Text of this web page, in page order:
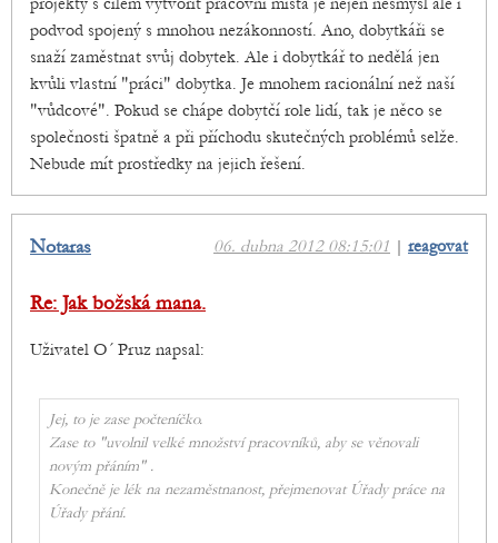
podvod spojený s mnohou nezákonností. Ano, dobytkáři se
snaží zaměstnat svůj dobytek. Ale i dobytkář to nedělá jen
kvůli vlastní "práci" dobytka. Je mnohem racionální než naší
"vůdcové". Pokud se chápe dobytčí role lidí, tak je něco se
společnosti špatně a při příchodu skutečných problémů selže.
Nebude mít prostředky na jejich řešení.
06. dubna 2012 08:15:01 | reagovat
Notaras
Re: Jak božská mana.
Uživatel O´ Pruz napsal:
Jej, to je zase počteníčko.
Zase to "uvolnil velké množství pracovníků, aby se věnovali
novým přáním" .
Konečně je lék na nezaměstnanost, přejmenovat Úřady práce na
Úřady přání.